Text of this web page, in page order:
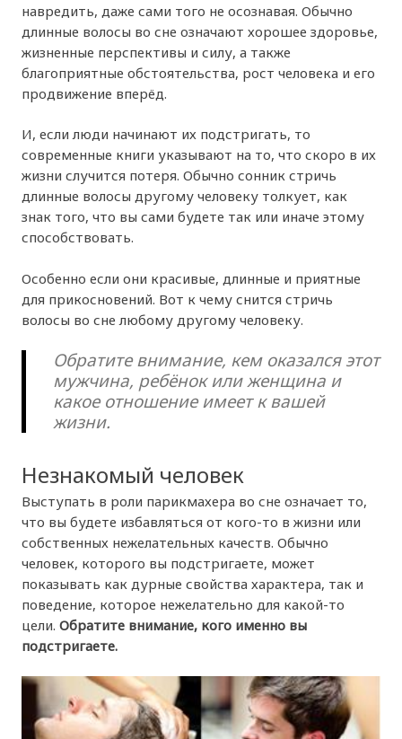
навредить, даже сами того не осознавая. Обычно
длинные волосы во сне означают хорошее здоровье,
жизненные перспективы и силу, а также
благоприятные обстоятельства, рост человека и его
продвижение вперёд.
И, если люди начинают их подстригать, то
современные книги указывают на то, что скоро в их
жизни случится потеря. Обычно сонник стричь
длинные волосы другому человеку толкует, как
знак того, что вы сами будете так или иначе этому
способствовать.
Особенно если они красивые, длинные и приятные
для прикосновений. Вот к чему снится стричь
волосы во сне любому другому человеку.
Обратите внимание, кем оказался этот
мужчина, ребёнок или женщина и
какое отношение имеет к вашей
жизни.
Незнакомый человек
Выступать в роли парикмахера во сне означает то,
что вы будете избавляться от кого-то в жизни или
собственных нежелательных качеств. Обычно
человек, которого вы подстригаете, может
показывать как дурные свойства характера, так и
поведение, которое нежелательно для какой-то
цели.Обратите внимание, кого именно вы
подстригаете.